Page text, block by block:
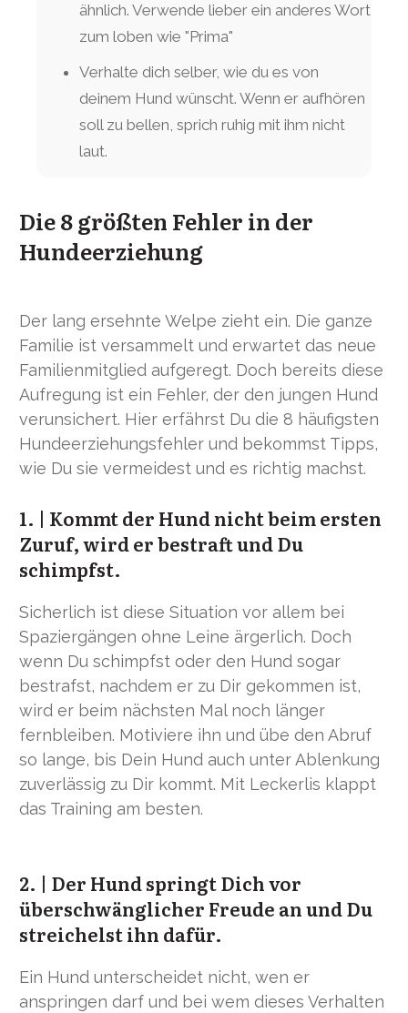
ähnlich. Verwende lieber ein anderes Wort
zum loben wie "Prima"
Verhalte dich selber, wie du es von
deinem Hund wünscht. Wenn er aufhören
soll zu bellen, sprich ruhig mit ihm nicht
laut.
Die 8 größten Fehler in der
Hundeerziehung
Der lang ersehnte Welpe zieht ein. Die ganze
Familie ist versammelt und erwartet das neue
Familienmitglied aufgeregt. Doch bereits diese
Aufregung ist ein Fehler, der den jungen Hund
verunsichert. Hier erfährst Du die 8 häufigsten
Hundeerziehungsfehler und bekommst Tipps,
wie Du sie vermeidest und es richtig machst.
1. | Kommt der Hund nicht beim ersten
Zuruf, wird er bestraft und Du
schimpfst.
Sicherlich ist diese Situation vor allem bei
Spaziergängen ohne Leine ärgerlich. Doch
wenn Du schimpfst oder den Hund sogar
bestrafst, nachdem er zu Dir gekommen ist,
wird er beim nächsten Mal noch länger
fernbleiben. Motiviere ihn und übe den Abruf
so lange, bis Dein Hund auch unter Ablenkung
zuverlässig zu Dir kommt. Mit Leckerlis klappt
das Training am besten.
2. | Der Hund springt Dich vor
überschwänglicher Freude an und Du
streichelst ihn dafür.
Ein Hund unterscheidet nicht, wen er
anspringen darf und bei wem dieses Verhalten